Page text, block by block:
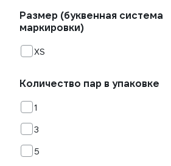
Размер (буквенная система
маркировки)
XS
Количество пар в упаковке
1
3
5